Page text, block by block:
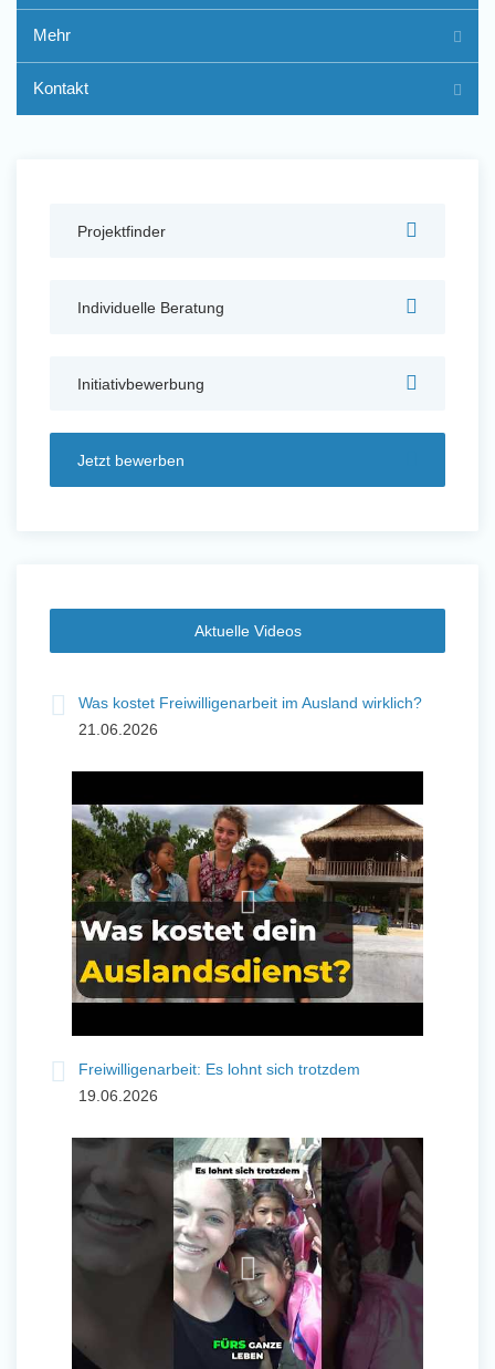
und Sozial Engagieren
Initiativbewerbung
und Sozial Engagieren
Initiativbewerbung
Mehr
Kontakt
Projektfinder
Individuelle Beratung
Initiativbewerbung
Jetzt bewerben
Aktuelle Videos
Was kostet Freiwilligenarbeit im Ausland wirklich?
21.06.2026
Freiwilligenarbeit: Es lohnt sich trotzdem
19.06.2026